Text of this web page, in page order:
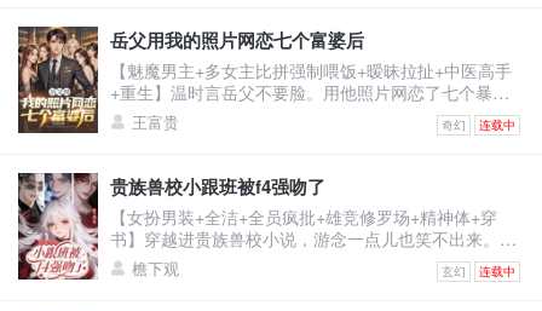
沈易心中狂喜：“死一次，顶苦修三年？！”为了考上武
校，他站上百米高楼，纵身一跃！摔成烂泥，属性暴
涨！嗑药暴毙，解锁特殊词条！夜半，杀手悄悄潜入房
间。沈易两眼放
岳父用我的照片网恋七个富婆后
【魅魔男主+多女主比拼强制喂饭+暧昧拉扯+中医高手
+重生】温时言岳父不要脸。用他照片网恋了七个暴脾
气的大富婆，连累温时言被打断右手，断了中医生涯。
重活一世，温时言立誓保护右手，救死扶伤，不违师
时。温时言还没反应，跟他作对的富婆们不乐意了。纷
纷砸钱给他砸资源，牵人脉。凭什么说温大夫不行！他
是最强的！医术也是！一开始人们嗤之以鼻。后开整个
医学界都被他的医
王富贵 奇幻 连载中
贵族兽校小跟班被f4强吻了
【女扮男装+全洁+全员疯批+雄竞修罗场+精神体+穿
书】穿越进贵族兽校小说，游念一点儿也笑不出来。因
为女主是假白莲真黑心，F4男主们都是疯批，而她是女
扮男装且莫名其妙跟男主们同宿舍的小炮灰。她只想保
檐下观 玄幻 连载中